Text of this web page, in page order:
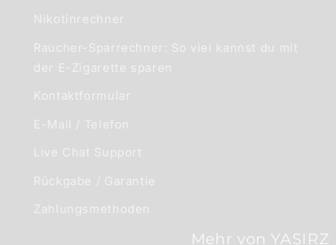
Nikotinrechner
Raucher-Sparrechner: So viel kannst du mit
der E-Zigarette sparen
Kontaktformular
E-Mail / Telefon
Live Chat Support
Rückgabe / Garantie
Zahlungsmethoden
Mehr von YASIRZ